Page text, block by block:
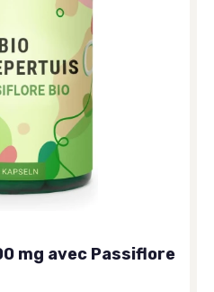
mg avec Passiflore